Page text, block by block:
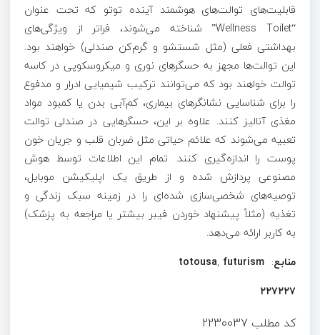
قابلیت‌های توالت‌های هوشمند آینده توتو که تحت عنوان
“Wellness Toilet” شناخته می‌شوند، فراتر از ویژگی‌های
بهداشتی فعلی (مثل شستشو و گرم‌کن صندلی) خواهند بود.
این توالت‌ها مجهز به حسگرهای نوری و میکروسکوپی در کاسه
توالت خواهند بود که می‌توانند ترکیب شیمیایی ادرار و مدفوع
را برای شناسایی نشانگرهای بیماری، کم‌آبی بدن یا کمبود مواد
مغذی آنالیز کنند. علاوه بر این، حسگرهایی در صندلی توالت
تعبیه می‌شوند که علائم حیاتی مثل ضربان قلب و جریان خون
پوست را اندازه‌گیری کنند. تمام این اطلاعات توسط هوش
مصنوعی پردازش شده و از طریق یک اپلیکیشن موبایل،
توصیه‌های شخصی‌سازی شده‌ای را در زمینه سبک زندگی و
تغذیه (مثلاً پیشنهاد خوردن فیبر بیشتر یا مراجعه به پزشک)
به کاربر ارائه می‌دهد.
منابع:
totousa, futurism
۲۲۷۲۲۷
کد مطلب 2230037